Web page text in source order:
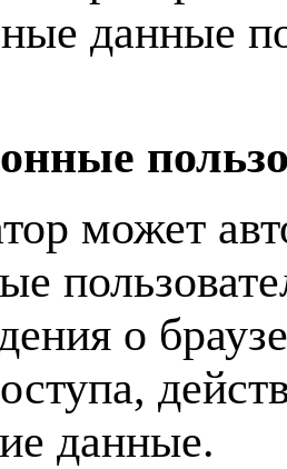
данные
может
о
данные.